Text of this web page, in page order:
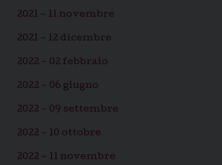
2021 – 11 novembre
2021 – 12 dicembre
2022 – 02 febbraio
2022 – 06 giugno
2022 – 09 settembre
2022 – 10 ottobre
2022 – 11 novembre